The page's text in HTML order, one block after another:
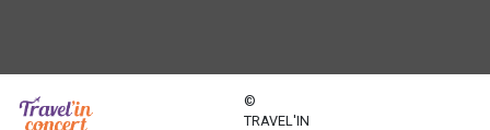
©
TRAVEL'IN